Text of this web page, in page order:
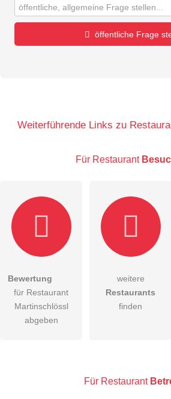
öffentliche Frage
E-Mail-Adresse (wird nicht
Hiermit akzeptiere ich dieAGB
DieDatenschutzerklärung habe ich zur
Besucher sichtbar.
Weiterführende Links zu
Für Restaurant
Bewertung
für Restaurant
Martinschlössl
abgeben
weitere
Restaurants
finden
Für Restaurant